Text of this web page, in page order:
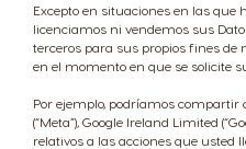
Excepto en situaciones en las que
licenciamos ni vendemos sus
terceros para sus propios fines de
en el momento en que se solicite
Por ejemplo, podríamos
(“Meta”), Google Ireland Limited
relativos a las acciones que usted
Ecuador
Spanish